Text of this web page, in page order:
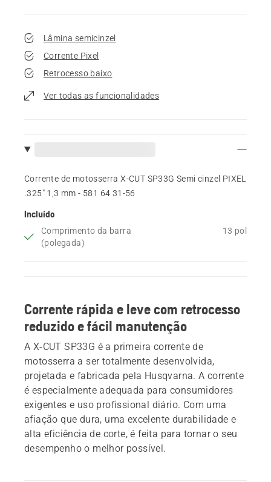
Lâmina semicinzel
Corrente Pixel
Retrocesso baixo
Ver todas as funcionalidades
Corrente de motosserra X-CUT SP33G Semi cinzel PIXEL
.325" 1,3 mm - 581 64 31‑56
Incluído
Comprimento da barra
(polegada)
13 pol
Corrente rápida e leve com retrocesso
reduzido e fácil manutenção
A X-CUT SP33G é a primeira corrente de
motosserra a ser totalmente desenvolvida,
projetada e fabricada pela Husqvarna. A corrente
é especialmente adequada para consumidores
exigentes e uso profissional diário. Com uma
afiação que dura, uma excelente durabilidade e
alta eficiência de corte, é feita para tornar o seu
desempenho o melhor possível.